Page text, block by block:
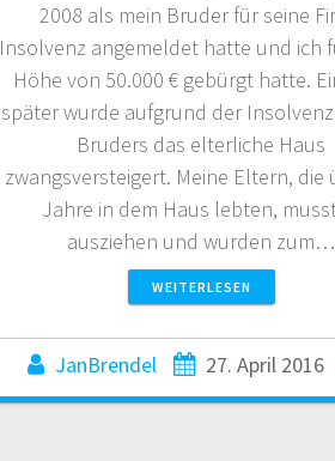
2008 als mein Bruder für seine
Insolvenz angemeldet hatte und ich
Höhe von 50.000 € gebürgt hatte.
später wurde aufgrund der
Bruders das elterliche Haus
zwangsversteigert. Meine Eltern, die
Jahre in dem Haus lebten,
ausziehen und wurden zum…
WEITERLESEN
JanBrendel 27. April 2016